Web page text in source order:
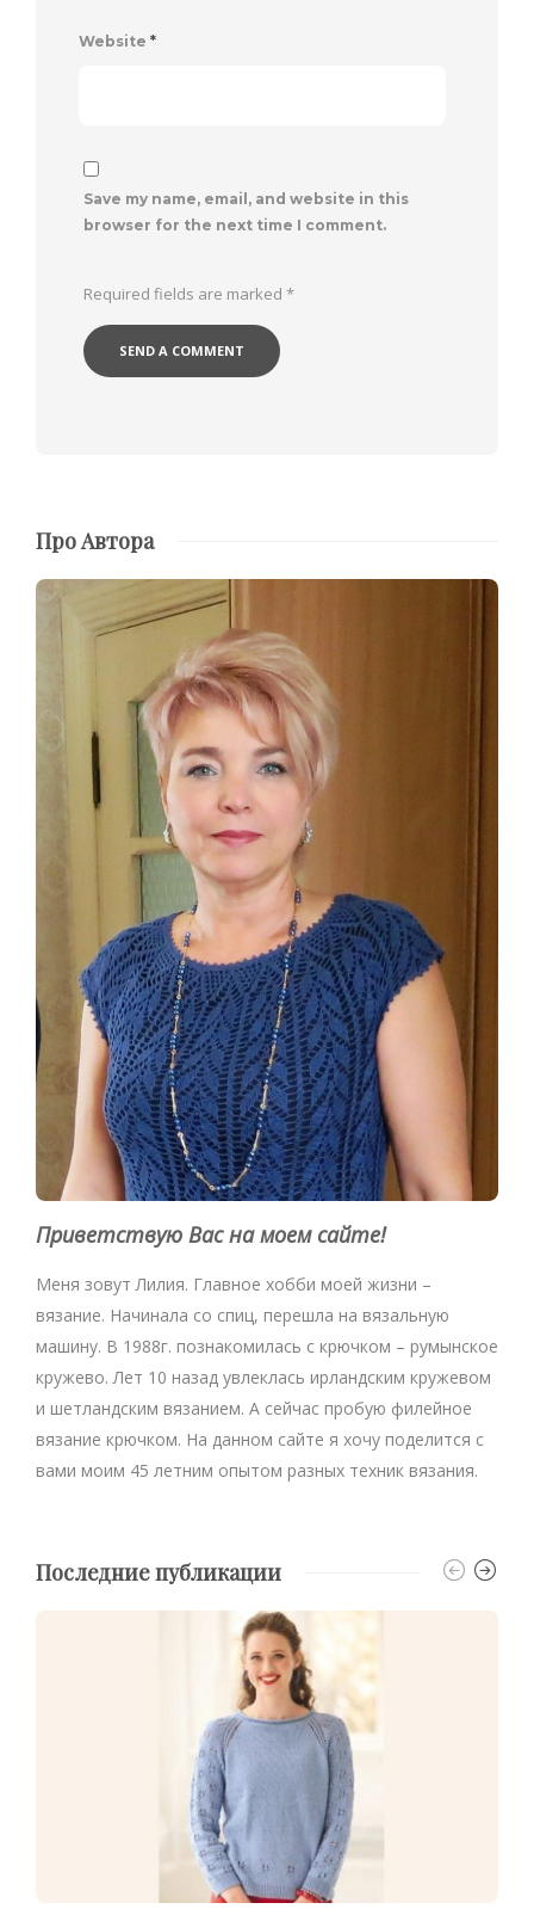
Website *
Save my name, email, and website in this
browser for the next time I comment.
Required fields are marked *
Про Автора
Приветствую Вас на моем сайте!
Меня зовут Лилия. Главное хобби моей жизни –
вязание. Начинала со спиц, перешла на вязальную
машину. В 1988г. познакомилась с крючком – румынское
кружево. Лет 10 назад увлеклась ирландским кружевом
и шетландским вязанием. А сейчас пробую филейное
вязание крючком. На данном сайте я хочу поделится с
вами моим 45 летним опытом разных техник вязания.
Последние публикации